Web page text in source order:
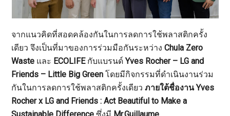
จากแนวคิดที่สอดคล้องกันในการลดการใช้พลาสติกครั้ง
เดียว จึงเป็นที่มาของการร่วมมือกันระหว่างChula Zero
Waste และ ECOLIFE กับแบรนด์Yves Rocher – LG and
Friends – Little Big Greenโดยมีกิจกรรมที่ดำเนินงานร่วม
กันในการลดการใช้พลาสติกครั้งเดียวภายใต้ชื่องาน Yves
Rocher x LG and Friends : Act Beautiful to Make a